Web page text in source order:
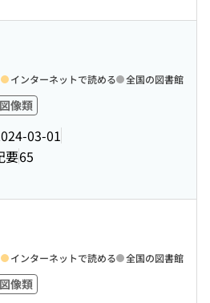
像類
03-01
要65
インターネットで読める 全国の図書館
像類
インターネットで読める 全国の図書館